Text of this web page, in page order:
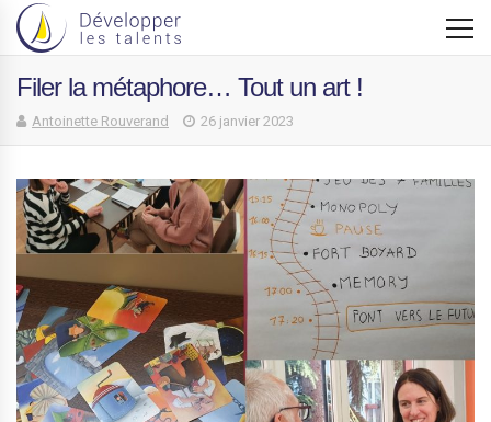
Filer la métaphore… Tout un art !
Antoinette Rouverand 26 janvier 2023